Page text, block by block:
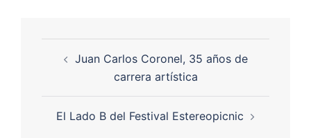
Juan Carlos Coronel, 35 años de
carrera artística
El Lado B del Festival Estereopicnic